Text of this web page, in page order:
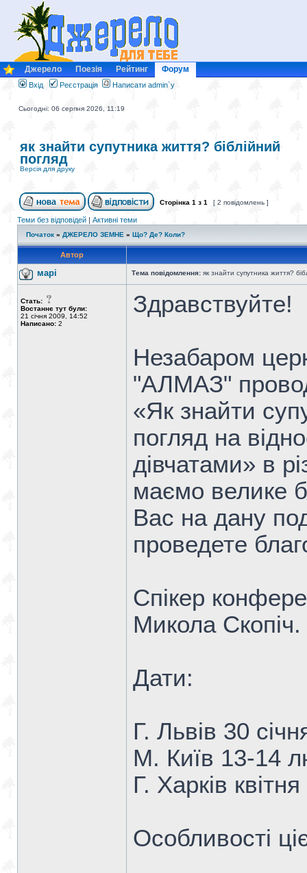
Джерело Поезія Рейтинг Форум
Вхід Реєстрація Написати admin`у
Сьогодні: 06 серпня 2026, 11:19
як знайти супутника життя? біблійний
погляд
Версія для друку
Сторінка 1 з 1 [ 2 повідомлень ]
Теми без відповідей | Активні теми
Початок » ДЖЕРЕЛО ЗЕМНЕ » Що? Де? Коли?
Автор
марі Тема повідомлення: як знайти супутника життя?
Стать:
Востаннє тут були:
21 січня 2009, 14:52
Написано: 2
Здравствуйте!
Незабаром
"АЛМАЗ"
«Як знайти
погляд на
дівчатами» в
маємо велике
Вас на дану
проведете
Спікер
Микола Скопіч.
Дати:
Г. Львів 30
М. Київ 13-14
Г. Харків
Особливості